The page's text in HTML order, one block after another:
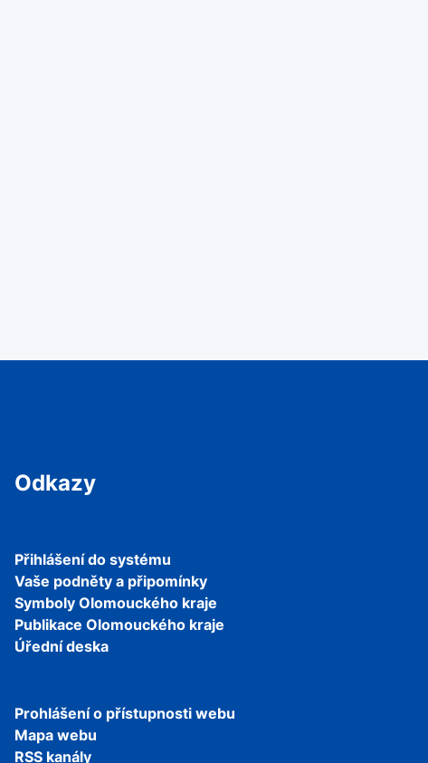
Odkazy
Přihlášení do systému
Vaše podněty a připomínky
Symboly Olomouckého kraje
Publikace Olomouckého kraje
Úřední deska
Prohlášení o přístupnosti webu
Mapa webu
RSS kanály